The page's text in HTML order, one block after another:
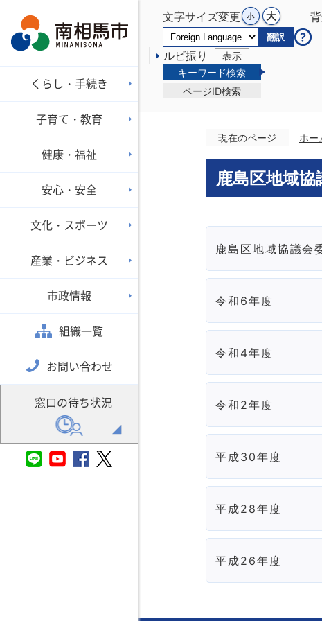
文字サイズ変更
翻訳
ルビ振り
表示
キーワード検索
ページID検索
くらし・手続き
子育て・教育
健康・福祉
安心・安全
文化・スポーツ
産業・ビジネス
市政情報
組織一覧
お問い合わせ
窓口の待ち状況
現在のページ ホー
鹿島区地域協
鹿島区地域協議会
令和6年度
令和4年度
令和2年度
平成30年度
平成28年度
平成26年度